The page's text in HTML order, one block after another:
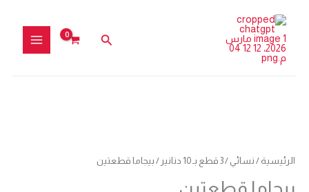
المحتوى
البحث
الرئيسية / نسائي /3 قطع بـ 10 دنانير / بيجاما قطعتين
قطعتين